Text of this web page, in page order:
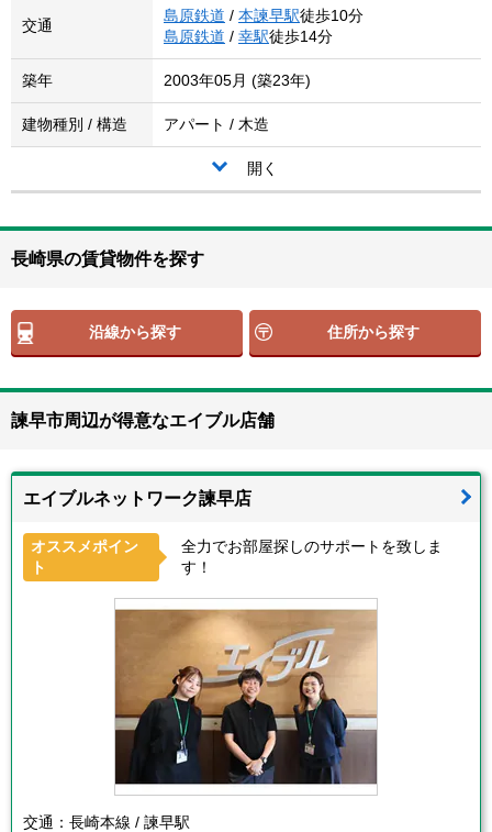
交通
島原鉄道 / 本諫早駅徒歩10分
島原鉄道 / 幸駅徒歩14分
築年 2003年05月 (築23年)
建物種別 / 構造 アパート / 木造
開く
長崎県の賃貸物件を探す
沿線から探す 住所から探す
諫早市周辺が得意なエイブル店舗
エイブルネットワーク諫早店
オススメポイン
ト
全力でお部屋探しのサポートを致しま
す！
交通： 長崎本線 / 諫早駅